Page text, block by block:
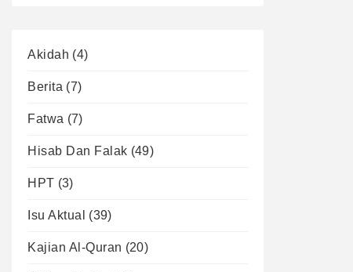
Akidah (4)
Berita (7)
Fatwa (7)
Hisab Dan Falak (49)
HPT (3)
Isu Aktual (39)
Kajian Al-Quran (20)